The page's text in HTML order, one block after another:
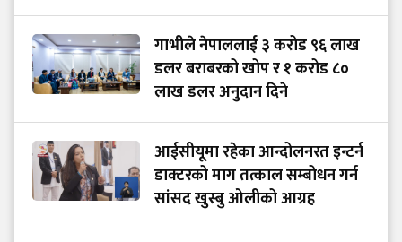
गाभीले नेपाललाई ३ करोड ९६ लाख
डलर बराबरको खोप र १ करोड ८०
लाख डलर अनुदान दिने
आईसीयूमा रहेका आन्दोलनरत इन्टर्न
डाक्टरको माग तत्काल सम्बोधन गर्न
सांसद खुस्बु ओलीको आग्रह